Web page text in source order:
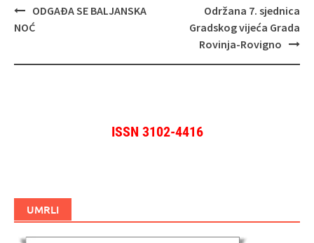
Navigacija
objava
ODGAĐA SE BALJANSKA
NOĆ
Održana 7. sjednica
Gradskog vijeća Grada
Rovinja-Rovigno
ISSN 3102-4416
UMRLI